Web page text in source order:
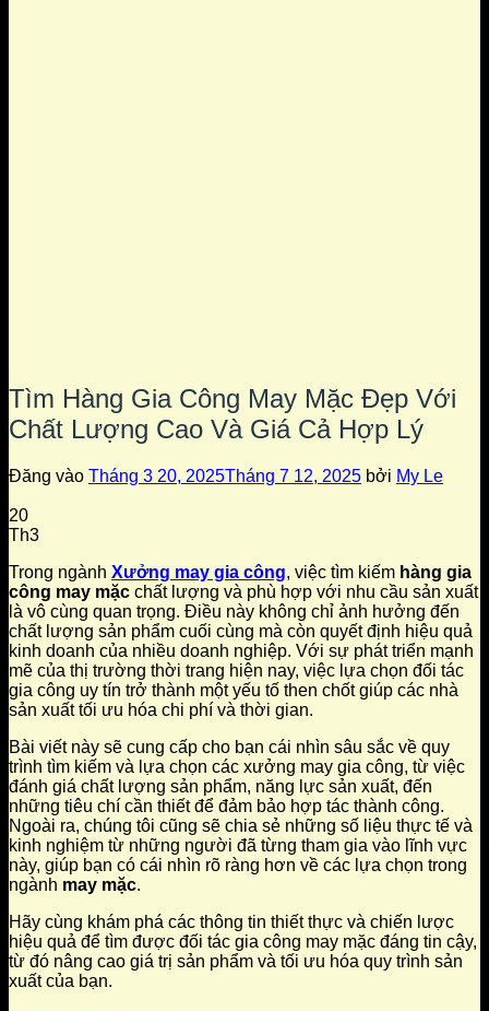
Tìm Hàng Gia Công May Mặc Đẹp Với
Chất Lượng Cao Và Giá Cả Hợp Lý
Đăng vào Tháng 3 20, 2025Tháng 7 12, 2025 bởi My Le
20
Th3
Trong ngành Xưởng may gia công, việc tìm kiếm hàng gia
công may mặc chất lượng và phù hợp với nhu cầu sản xuất
là vô cùng quan trọng. Điều này không chỉ ảnh hưởng đến
chất lượng sản phẩm cuối cùng mà còn quyết định hiệu quả
kinh doanh của nhiều doanh nghiệp. Với sự phát triển mạnh
mẽ của thị trường thời trang hiện nay, việc lựa chọn đối tác
gia công uy tín trở thành một yếu tố then chốt giúp các nhà
sản xuất tối ưu hóa chi phí và thời gian.
Bài viết này sẽ cung cấp cho bạn cái nhìn sâu sắc về quy
trình tìm kiếm và lựa chọn các xưởng may gia công, từ việc
đánh giá chất lượng sản phẩm, năng lực sản xuất, đến
những tiêu chí cần thiết để đảm bảo hợp tác thành công.
Ngoài ra, chúng tôi cũng sẽ chia sẻ những số liệu thực tế và
kinh nghiệm từ những người đã từng tham gia vào lĩnh vực
này, giúp bạn có cái nhìn rõ ràng hơn về các lựa chọn trong
ngành may mặc.
Hãy cùng khám phá các thông tin thiết thực và chiến lược
hiệu quả để tìm được đối tác gia công may mặc đáng tin cậy,
từ đó nâng cao giá trị sản phẩm và tối ưu hóa quy trình sản
xuất của bạn.